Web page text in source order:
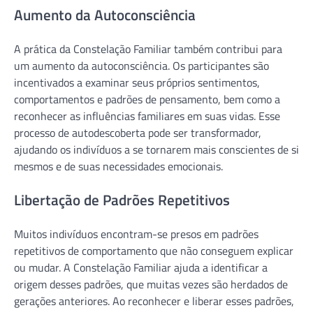
Aumento da Autoconsciência
A prática da Constelação Familiar também contribui para
um aumento da autoconsciência. Os participantes são
incentivados a examinar seus próprios sentimentos,
comportamentos e padrões de pensamento, bem como a
reconhecer as influências familiares em suas vidas. Esse
processo de autodescoberta pode ser transformador,
ajudando os indivíduos a se tornarem mais conscientes de si
mesmos e de suas necessidades emocionais.
Libertação de Padrões Repetitivos
Muitos indivíduos encontram-se presos em padrões
repetitivos de comportamento que não conseguem explicar
ou mudar. A Constelação Familiar ajuda a identificar a
origem desses padrões, que muitas vezes são herdados de
gerações anteriores. Ao reconhecer e liberar esses padrões,